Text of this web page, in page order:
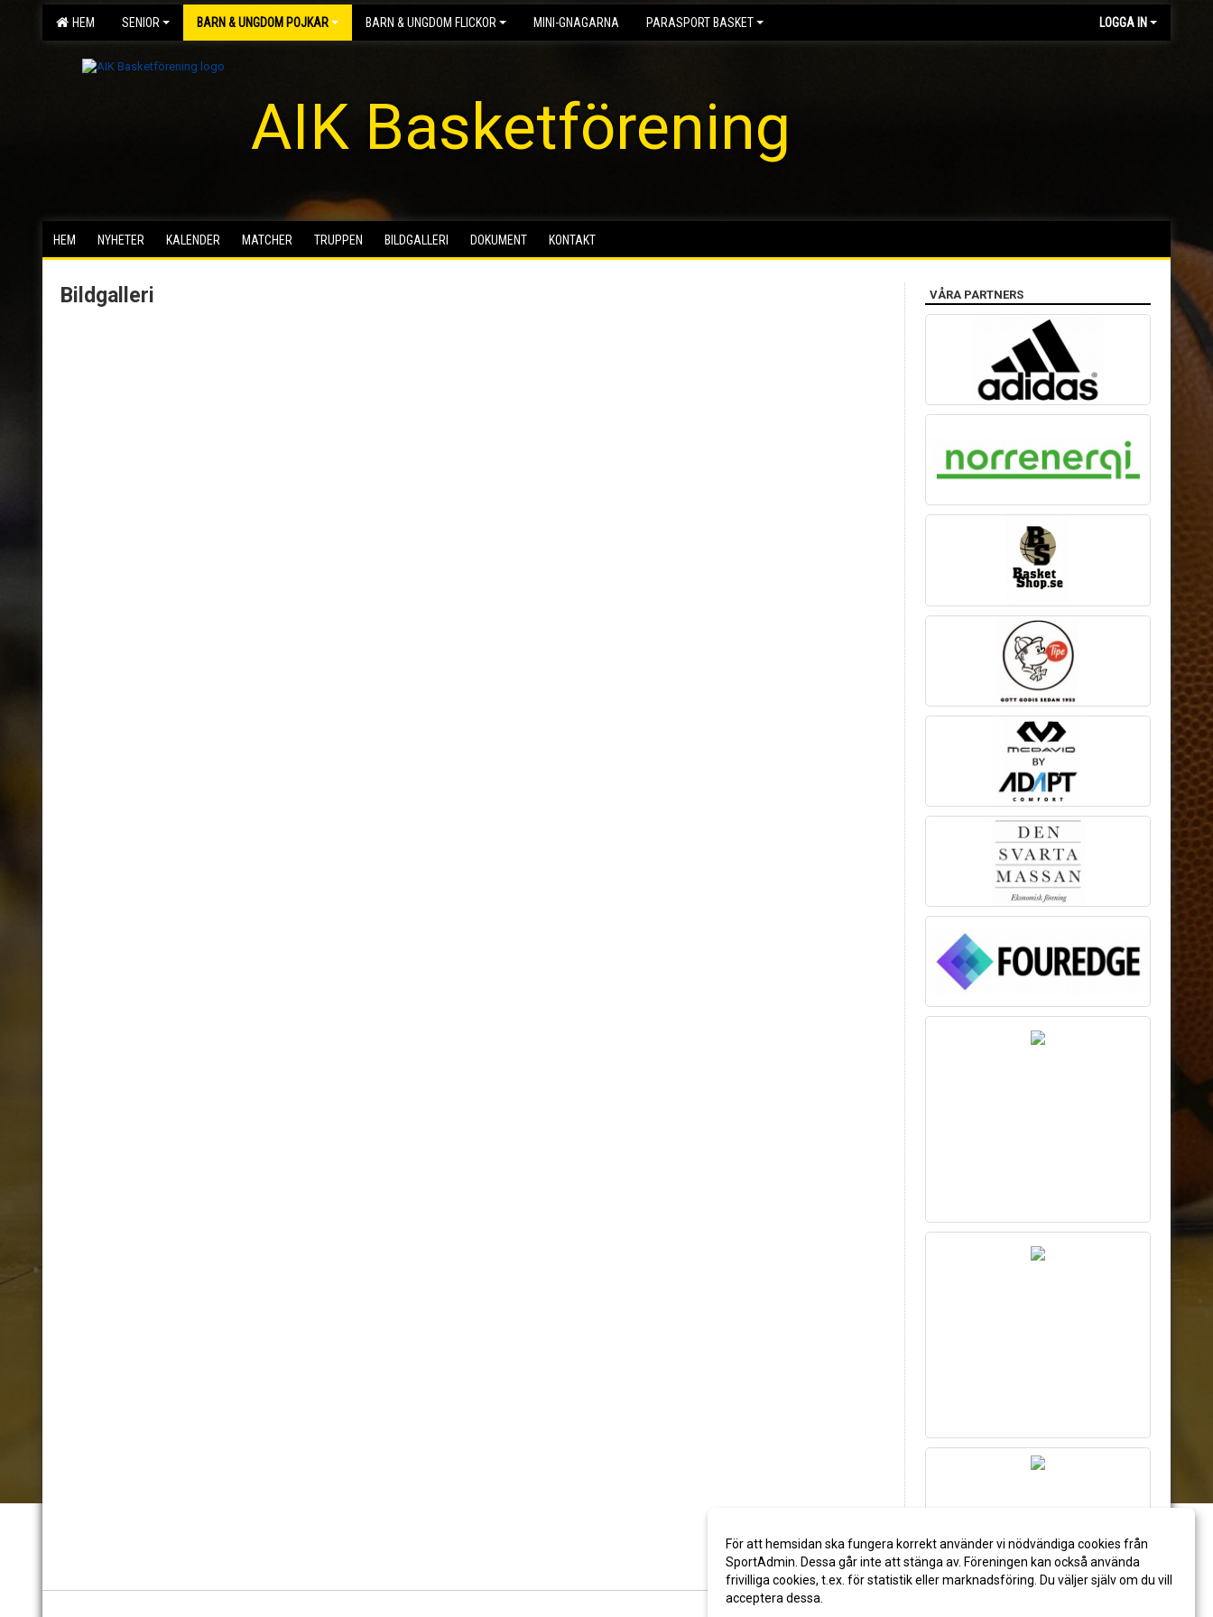
HEM SENIOR BARN & UNGDOM POJKAR BARN & UNGDOM FLICKOR MINI-GNAGARNA PARASPORT BASKET LOGGA IN
AIK Basketförening
HEM NYHETER KALENDER MATCHER TRUPPEN BILDGALLERI DOKUMENT KONTAKT
Bildgalleri VÅRA PARTNERS
För att hemsidan ska fungera korrekt använder vi nödvändiga cookies från
SportAdmin. Dessa går inte att stänga av. Föreningen kan också använda
frivilliga cookies, t.ex. för statistik eller marknadsföring. Du väljer själv om du vill
acceptera dessa.